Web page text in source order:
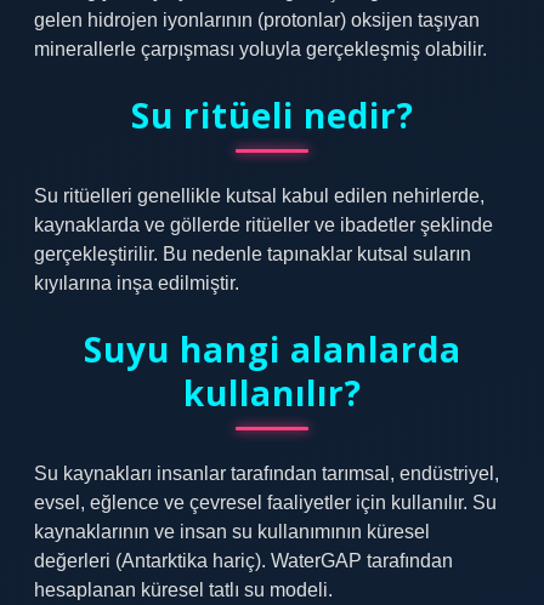
gelen hidrojen iyonlarının (protonlar) oksijen taşıyan
minerallerle çarpışması yoluyla gerçekleşmiş olabilir.
Su ritüeli nedir?
Su ritüelleri genellikle kutsal kabul edilen nehirlerde,
kaynaklarda ve göllerde ritüeller ve ibadetler şeklinde
gerçekleştirilir. Bu nedenle tapınaklar kutsal suların
kıyılarına inşa edilmiştir.
Suyu hangi alanlarda
kullanılır?
Su kaynakları insanlar tarafından tarımsal, endüstriyel,
evsel, eğlence ve çevresel faaliyetler için kullanılır. Su
kaynaklarının ve insan su kullanımının küresel
değerleri (Antarktika hariç). WaterGAP tarafından
hesaplanan küresel tatlı su modeli.